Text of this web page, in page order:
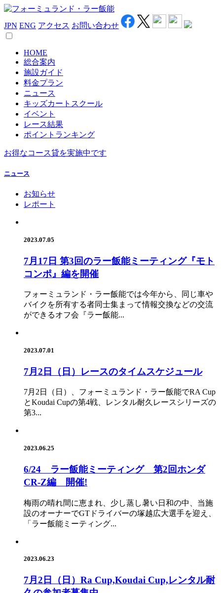
JPN ENG アクセス お問い合わせ
HOME
総合案内
施設ガイド
料金プラン
ニュース
キッズカートスクール
イベント
レース結果
ポイントランキング
お得なコース貸を実施中です
ニュース
お知らせ
レポート
2023.07.05
7月17日 第3回のラー飯能ミーティング『モト
コンポ』編を開催
フォーミュランド・ラー飯能では今年から、同じ車や
バイクを所有する者同士集まって情報交換などの交流
ができるオフ会『ラー飯能...
2023.07.01
7月2日（日）レースのタイムスケジュール
7月2日（日）、フォーミュランド・ラー飯能でRA Cup
とKoudai Cupの第4戦、レンタル耐久レースシリーズの
第3...
2023.06.25
6/24 ラー飯能ミーティング 第2回ホンダ
CR-Z編 開催!
梅雨の晴れ間に恵まれ、少し蒸し暑い日和の中、当施
設のオーナーでGTドライバーの塚越広大選手を迎え、
「ラー飯能ミーティング...
2023.06.23
7月2日（日）Ra Cup,Koudai Cup,レンタル耐